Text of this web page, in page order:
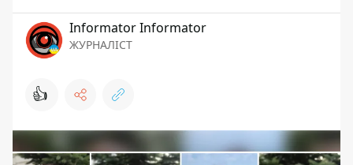
Informator Informator
ЖУРНАЛІСТ
👍